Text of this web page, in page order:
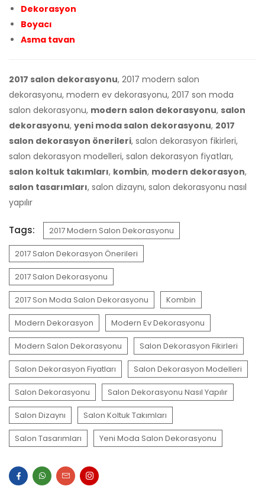
Dekorasyon
Boyacı
Asma tavan
2017 salon dekorasyonu, 2017 modern salon
dekorasyonu, modern ev dekorasyonu, 2017 son moda
salon dekorasyonu, modern salon dekorasyonu, salon
dekorasyonu, yeni moda salon dekorasyonu, 2017
salon dekorasyon önerileri, salon dekorasyon fikirleri,
salon dekorasyon modelleri, salon dekorasyon fiyatları,
salon koltuk takımları, kombin, modern dekorasyon,
salon tasarımları, salon dizaynı, salon dekorasyonu nasıl
yapılır
Tags: 2017 Modern Salon Dekorasyonu
2017 Salon Dekorasyon Önerileri
2017 Salon Dekorasyonu
2017 Son Moda Salon Dekorasyonu Kombin
Modern Dekorasyon Modern Ev Dekorasyonu
Modern Salon Dekorasyonu Salon Dekorasyon Fikirleri
Salon Dekorasyon Fiyatları Salon Dekorasyon Modelleri
Salon Dekorasyonu Salon Dekorasyonu Nasıl Yapılır
Salon Dizaynı Salon Koltuk Takımları
Salon Tasarımları Yeni Moda Salon Dekorasyonu